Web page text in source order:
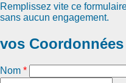
Remplissez vite ce
sans aucun engagement.
vos Coordonnées
Nom *